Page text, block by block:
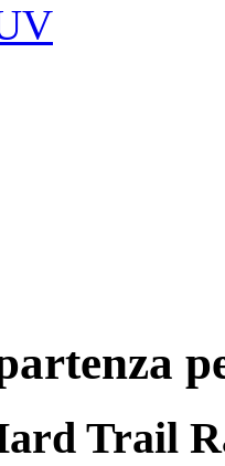
Trail